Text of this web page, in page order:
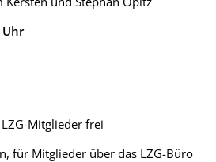
Uhr
Mitglieder frei
für Mitglieder über das LZG-Büro